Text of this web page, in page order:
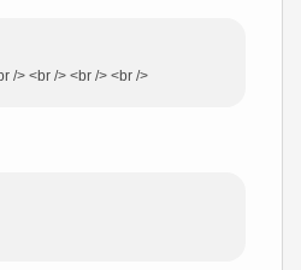
/> <br /> <br /> <br />